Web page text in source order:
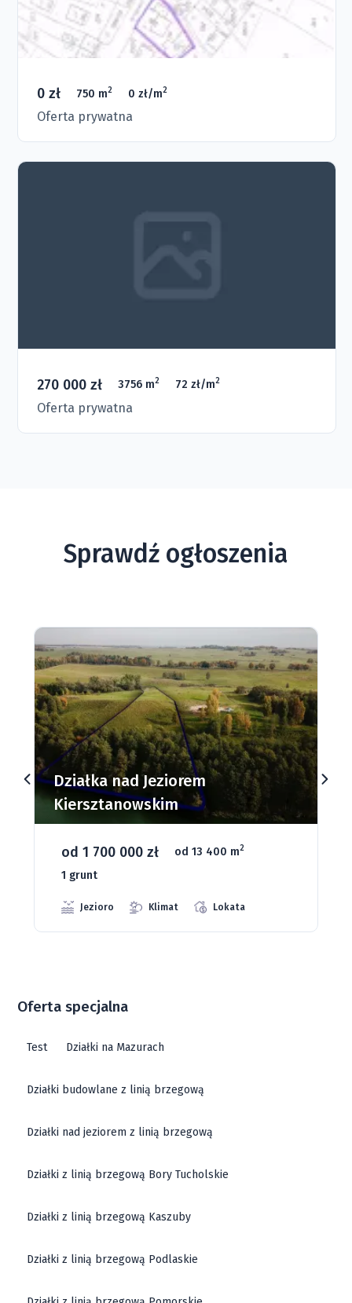
0 zł 750 m2 0 zł/m2
Oferta prywatna
270 000 zł 3756 m2 72 zł/m2
Oferta prywatna
Sprawdź ogłoszenia
Działki budowlane nad Jeziorem
Dąbrowa Mała
od 93 280 zł od 1075 m 2 66 grunt
Oferta specjalna
Test Działki na Mazurach
Działki budowlane z linią brzegową
Działki nad jeziorem z linią brzegową
Działki z linią brzegową Bory Tucholskie
Działki z linią brzegową Kaszuby
Działki z linią brzegową Podlaskie